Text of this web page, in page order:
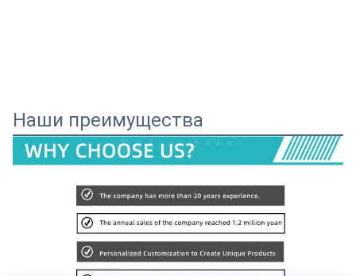
Наши преимущества